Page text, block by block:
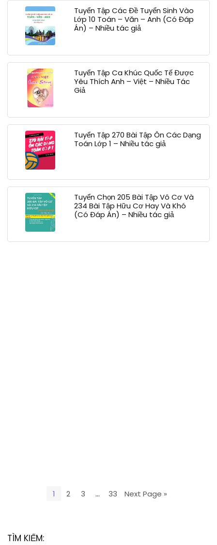
Tuyển Tập Các Đề Tuyển Sinh Vào
Lớp 10 Toán – Văn – Anh (Có Đáp
Án) – Nhiều tác giả
Tuyển Tập Ca Khúc Quốc Tế Được
Yêu Thích Anh – Việt – Nhiều Tác
Giả
Tuyển Tập 270 Bài Tập Ôn Các Dạng
Toán Lớp 1 – Nhiều tác giả
Tuyển Chọn 205 Bài Tập Vô Cơ Và
234 Bài Tập Hữu Cơ Hay Và Khó
(Có Đáp Án) – Nhiều tác giả
1 2 3 … 33 Next Page »
TÌM KIẾM: